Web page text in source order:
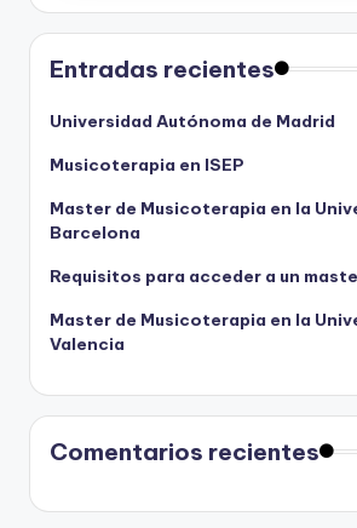
Entradas recientes
Universidad Autónoma de Madrid
Musicoterapia en ISEP
Master de Musicoterapia en la
Barcelona
Requisitos para acceder a un
Master de Musicoterapia en la
Valencia
Comentarios recientes